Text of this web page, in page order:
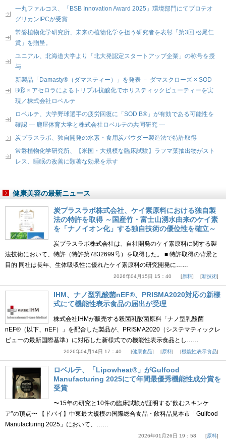
一丸ファルコス、「BSB Innovation Award 2025」環境部門にてプロテオ
グリカンIPCが受賞
常磐植物化学研究所、未来の植物化学を担う研究者を表彰「第3回 松尾仁
賞」を贈呈。
ユニアル、北海道大学より「北大発認定スタートアップ企業」の称号を授
与
新製品「Damasty®（ダマスティー）」を発表 － ダマスクローズ × SOD
BⓇ × アセロラによるトリプル抗酸化でホリスティックビューティーを実
現／株式会社ロベルテ
ロベルテ、大学野球選手の疲労回復に「SOD B®」が有効である可能性を
確認 ― 鹿屋体育大学と株式会社ロベルテの共同研究 ―
炭プラスラボ、独自開発の水素・食用炭パウダー製造法で特許取得
常磐植物化学研究所、【米国・大規模な臨床試験】ラフマ葉抽出物がスト
レス、睡眠の改善に顕著な効果を示す
健康美容の最新ニュース
炭プラスラボ株式会社、ケイ素原料における独自製
法の特許を取得 ～国産竹・富士山湧水由来のケイ素
を「ナノイオン化」する独自技術の優位性を確立～
炭プラスラボ株式会社は、自社開発のケイ素原料に関する製
法技術において、特許（特許第7832699号）を取得した。 ■ 特許取得の背景と
目的 同社は長年、生体吸収性に優れたケイ素原料の研究開発に……
2026年04月15日 15：40 原料 新技術
IHM、ナノ型乳酸菌nEF®、PRISMA2020対応の新様
式にて機能性表示食品の届出が受理
株式会社IHMが販売する殺菌乳酸菌原料「ナノ型乳酸菌
nEF®（以下、nEF）」を配合した製品が、PRISMA2020（システマティックレ
ビューの最新国際基準）に対応した新様式での機能性表示食品とし……
2026年04月14日 17：40 健康食品 原料 機能性表示食品
ロベルテ、「Lipowheat®」がGulfood
Manufacturing 2025にて年間最優秀機能性成分賞を
受賞
〜15年の研究と10件の臨床試験が証明する“飲むスキンケ
ア”の頂点〜 【ドバイ】中東最大規模の国際総合食品・飲料品見本市「Gulfood
Manufacturing 2025」において、……
2026年01月26日 19：58 原料